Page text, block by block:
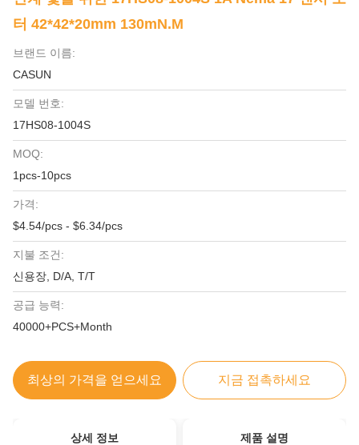
터 42*42*20mm 130mN.M
브랜드 이름:
CASUN
모델 번호:
17HS08-1004S
MOQ:
1pcs-10pcs
가격:
$4.54/pcs - $6.34/pcs
지불 조건:
신용장, D/A, T/T
공급 능력:
40000+PCS+Month
최상의 가격을 얻으세요 지금 접촉하세요
상세 정보 제품 설명